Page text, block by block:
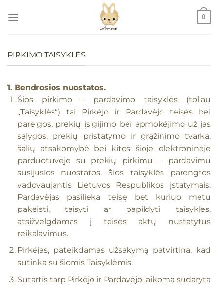
0
PIRKIMO TAISYKLĖS
1. Bendrosios nuostatos.
Šios pirkimo – pardavimo taisyklės (toliau
„Taisyklės“) tai Pirkėjo ir Pardavėjo teisės bei
pareigos, prekių įsigijimo bei apmokėjimo už jas
sąlygos, prekių pristatymo ir grąžinimo tvarka,
šalių atsakomybė bei kitos šioje elektroninėje
parduotuvėje su prekių pirkimu – pardavimu
susijusios nuostatos. Šios taisyklės parengtos
vadovaujantis Lietuvos Respublikos įstatymais.
Pardavėjas pasilieka teisę bet kuriuo metu
pakeisti, taisyti ar papildyti taisykles,
atsižvelgdamas į teisės aktų nustatytus
reikalavimus.
Pirkėjas, pateikdamas užsakymą patvirtina, kad
sutinka su šiomis Taisyklėmis.
Sutartis tarp Pirkėjo ir Pardavėjo laikoma sudaryta